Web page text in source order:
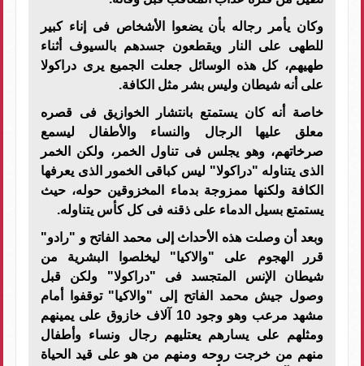
وكان يأمر رجاله بأن يضعوا الأشخاص فى إناء كبير
للطهى على النار ويقطعون جسدهم بالسيوف أثناء
طهيهم، كل هذه الوسائل جعلت الجميع يرى دراكولا
على أنه شيطان وليس بشر مثل الكافة.
خاصة أنه كان يستمتع بانتشار الخوازيق فى قصره
معلق عليها الرجال والنساء والأطفال ليسمع
صرخاتهم، وهو يجلس فى تناول الخمر، ولكن الخمر
الذى يتناوله "دراكولا" ليس كباقى الخمور الذى يعرفها
الكافة ولكنها ممزوجة بدماء المخزوقين حوله، حيث
يستمتع بسيل الدماء على ذقنه فى كل كأس يتناوله.
وبعد أن وصلت هذه الأحداث إلى محمد الفاتح و "رادو"
قرر الهجوم على "والاكيا" ليخلصوا البشرية من
شيطان الإنس المتجسد فى "دراكولا" ولكن قبل
وصول جيش محمد الفاتح إلى "والاكيا" توقفوا أمام
مشهد مرعب وهو وجود 10 آلاف خازوق على يمينهم
ومثلهم على يسارهم يعتليهم رجال ونساء وأطفال
منهم من خرجت روحه ومنهم من هو على قيد الحياة